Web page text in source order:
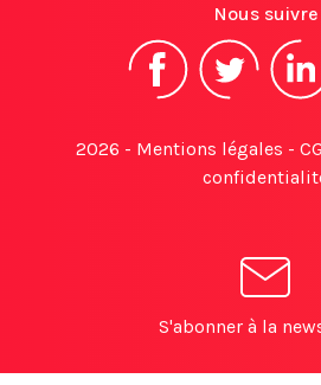
Nous suivre
2026 - Mentions légales -
S'abonner à la